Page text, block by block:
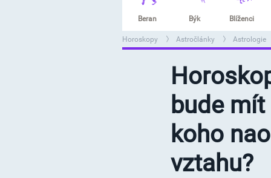
Beran Býk Blíženci
Horoskopy Astročlánky Astrologie
>
bude
koho
vztahu?